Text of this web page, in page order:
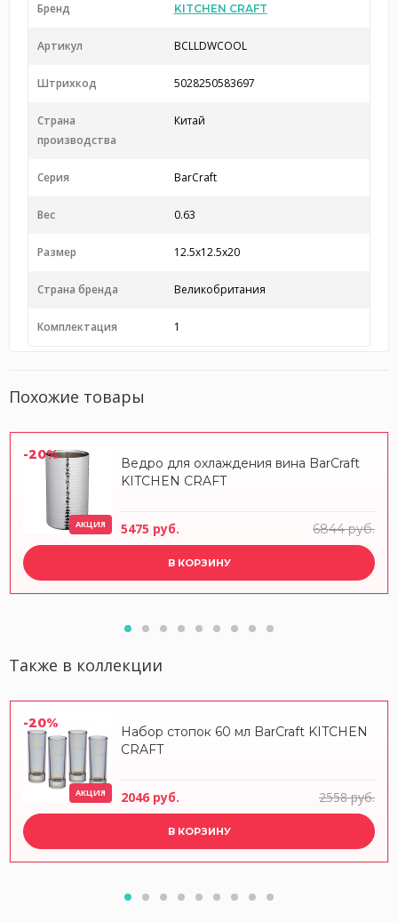
Бренд KITCHEN CRAFT
Артикул BCLLDWCOOL
Штрихкод 5028250583697
Страна
производства
Китай
Серия BarCraft
Вес 0.63
Размер 12.5x12.5x20
Страна бренда Великобритания
Комплектация 1
Похожие товары
-20%
АКЦИЯ
Ведро для охлаждения вина BarCraft
KITCHEN CRAFT
5475 руб. 6844 руб.
В КОРЗИНУ
Также в коллекции
-20%
АКЦИЯ
Набор стопок 60 мл BarCraft KITCHEN
CRAFT
2046 руб. 2558 руб.
В КОРЗИНУ